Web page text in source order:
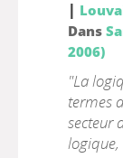
|
Dans
2006)
"La
termes
secteur
logique,